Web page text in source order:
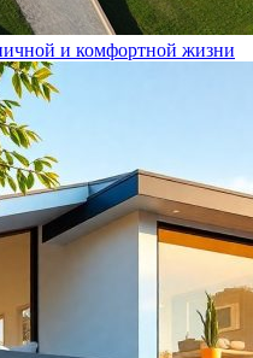
и комфортной жизни